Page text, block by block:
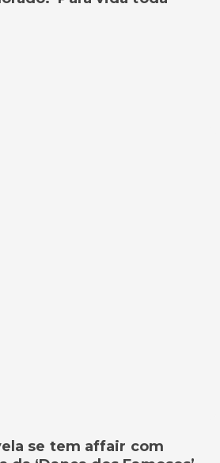
se tem affair com